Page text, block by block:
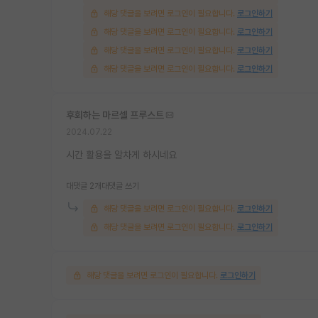
해당 댓글을 보려면 로그인이 필요합니다. 로그인하기
해당 댓글을 보려면 로그인이 필요합니다. 로그인하기
해당 댓글을 보려면 로그인이 필요합니다. 로그인하기
해당 댓글을 보려면 로그인이 필요합니다. 로그인하기
후회하는 마르셀 프루스트
시간 활용을 알차게 하시네요
대댓글 2개 대댓글 쓰기
해당 댓글을 보려면 로그인이 필요합니다. 로그인하기
해당 댓글을 보려면 로그인이 필요합니다. 로그인하기
해당 댓글을 보려면 로그인이 필요합니다. 로그인하기